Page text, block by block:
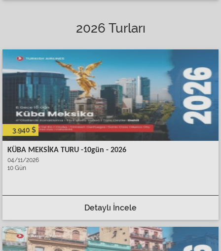
2026 Turları
3,940 $
KÜBA MEKSİKA TURU -10gün - 2026
04/11/2026
10 Gün
Detaylı İncele